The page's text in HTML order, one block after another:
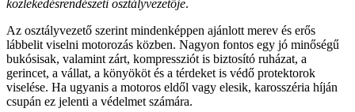
közlekedésrendészeti osztályvezetője.
Az osztályvezető szerint mindenképpen ajánlott merev és erős
lábbelit viselni motorozás közben. Nagyon fontos egy jó minőségű
bukósisak, valamint zárt, kompressziót is biztosító ruházat, a
gerincet, a vállat, a könyököt és a térdeket is védő protektorok
viselése. Ha ugyanis a motoros eldől vagy elesik, karosszéria híján
csupán ez jelenti a védelmet számára.